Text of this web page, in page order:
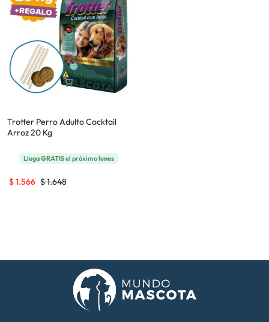
Trotter Perro Adulto Cocktail
Arroz 20 Kg
LlegaGRATISel próximolunes
$1.648
$1.566